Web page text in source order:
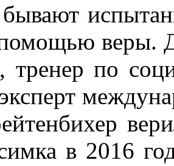
веры.
тренер по
в 2016